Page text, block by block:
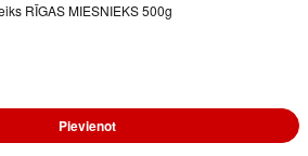
RĪGAS MIESNIEKS 500g
Pievienot